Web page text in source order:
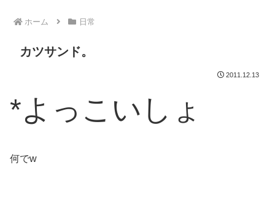
ホーム 日常
カツサンド。
2011.12.13
*よっこいしょ
何でw